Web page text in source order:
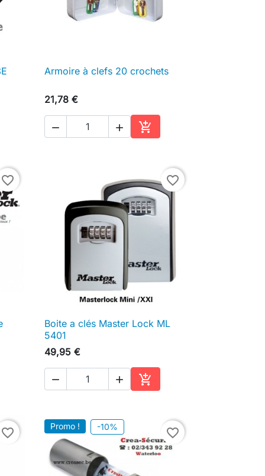
au panier
 Aperçu rapide
Armoire à clefs 20 crochets
21,78 €
  
Ajouter au panier
favorite_border
au panier
favorite_border
 Aperçu rapide
Boite a clés Master Lock ML
5401
49,95 €
  
Ajouter au panier
favorite_border Promo ! -10% favorite_border